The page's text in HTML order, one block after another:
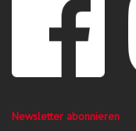
Newsletter abonnieren